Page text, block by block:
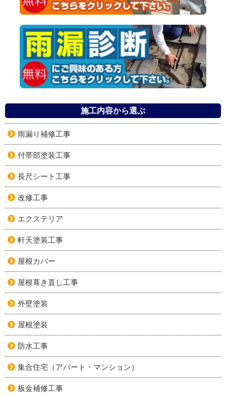
施工内容から選ぶ
雨漏り補修工事
付帯部塗装工事
長尺シート工事
改修工事
エクステリア
軒天塗装工事
屋根カバー
屋根葺き直し工事
外壁塗装
屋根塗装
防水工事
集合住宅（アパート・マンション）
板金補修工事